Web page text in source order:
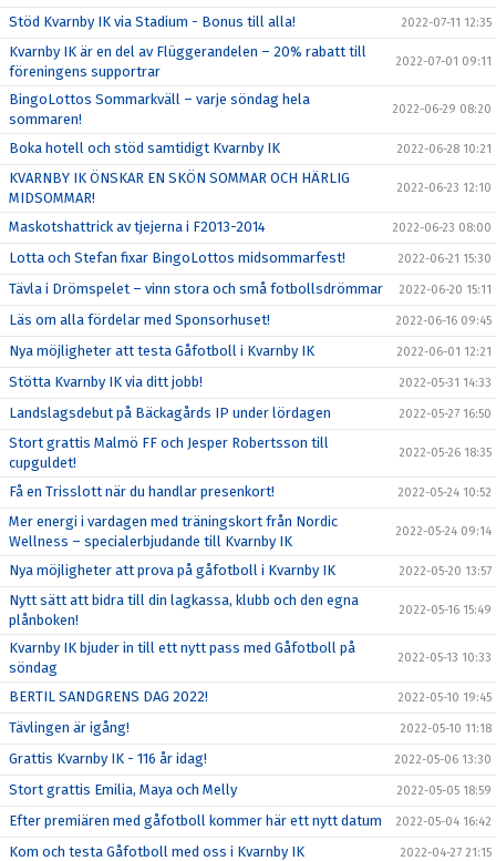
Stöd Kvarnby IK via Stadium - Bonus till alla! 2022-07-11 12:35
Kvarnby IK är en del av Flüggerandelen – 20% rabatt till
föreningens supportrar
2022-07-01 09:11
BingoLottos Sommarkväll – varje söndag hela
sommaren!
2022-06-29 08:20
Boka hotell och stöd samtidigt Kvarnby IK 2022-06-28 10:21
KVARNBY IK ÖNSKAR EN SKÖN SOMMAR OCH HÄRLIG
MIDSOMMAR!
2022-06-23 12:10
Maskotshattrick av tjejerna i F2013-2014 2022-06-23 08:00
Lotta och Stefan fixar BingoLottos midsommarfest! 2022-06-21 15:30
Tävla i Drömspelet – vinn stora och små fotbollsdrömmar 2022-06-20 15:11
Läs om alla fördelar med Sponsorhuset! 2022-06-16 09:45
Nya möjligheter att testa Gåfotboll i Kvarnby IK 2022-06-01 12:21
Stötta Kvarnby IK via ditt jobb! 2022-05-31 14:33
Landslagsdebut på Bäckagårds IP under lördagen 2022-05-27 16:50
Stort grattis Malmö FF och Jesper Robertsson till
cupguldet!
2022-05-26 18:35
Få en Trisslott när du handlar presenkort! 2022-05-24 10:52
Mer energi i vardagen med träningskort från Nordic
Wellness – specialerbjudande till Kvarnby IK
2022-05-24 09:14
Nya möjligheter att prova på gåfotboll i Kvarnby IK 2022-05-20 13:57
Nytt sätt att bidra till din lagkassa, klubb och den egna
plånboken!
2022-05-16 15:49
Kvarnby IK bjuder in till ett nytt pass med Gåfotboll på
söndag
2022-05-13 10:33
BERTIL SANDGRENS DAG 2022! 2022-05-10 19:45
Tävlingen är igång! 2022-05-10 11:18
Grattis Kvarnby IK - 116 år idag! 2022-05-06 13:30
Stort grattis Emilia, Maya och Melly 2022-05-05 18:59
Efter premiären med gåfotboll kommer här ett nytt datum 2022-05-04 16:42
Kom och testa Gåfotboll med oss i Kvarnby IK 2022-04-27 21:15